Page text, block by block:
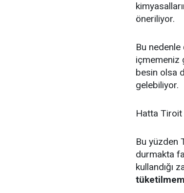
öneriliyor.
Bu
içmemeniz
besin olsa
gelebiliyor.
Hatta Tiroit
Bu yüzden
durmakta
kullandığı